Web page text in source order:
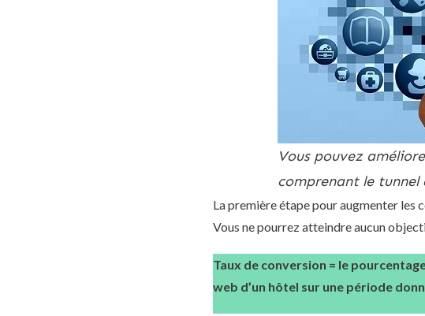
Vous pouvez
comprenant le tunnel
La première étape pour augmenter les
Vous ne pourrez atteindre aucun
Taux de conversion = le
web d’un hôtel sur une période